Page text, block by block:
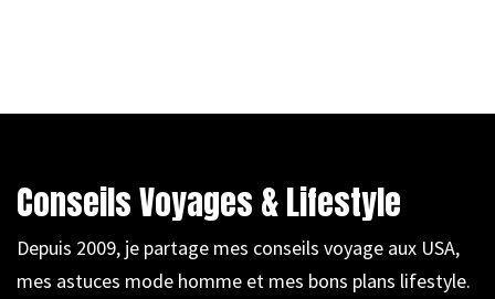
Conseils Voyages & Lifestyle
Depuis 2009, je partage mes conseils voyage aux USA,
mes astuces mode homme et mes bons plans lifestyle.